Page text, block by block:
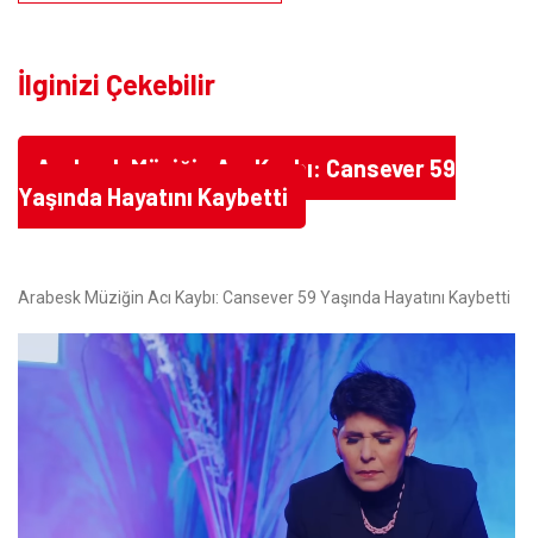
İlginizi Çekebilir
Arabesk Müziğin Acı Kaybı: Cansever 59
Yaşında Hayatını Kaybetti
Arabesk Müziğin Acı Kaybı: Cansever 59 Yaşında Hayatını Kaybetti